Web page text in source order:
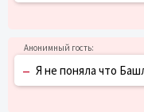
– Я не поняла что